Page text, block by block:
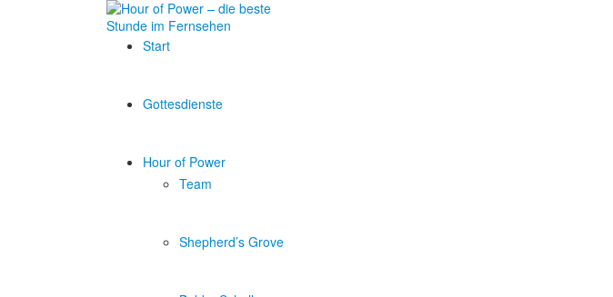
Start
Gottesdienste
Hour of Power
Team
Shepherd’s Grove